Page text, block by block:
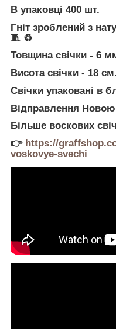
В упаковці 400 шт.
Гніт зроблений з
🧵 ♻
Товщина свічки - 6
Висота свічки - 18 см.
Свічки упаковані в
Відправлення
Більше воскових
👉 https://
voskovye-svechi